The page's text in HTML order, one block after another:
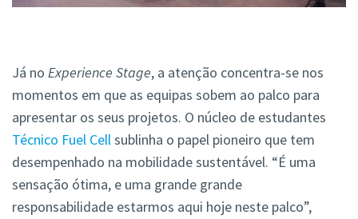
Já no Experience Stage, a atenção concentra-se nos
momentos em que as equipas sobem ao palco para
apresentar os seus projetos. O núcleo de estudantes
Técnico Fuel Cellsublinha o papel pioneiro que tem
desempenhado na mobilidade sustentável. “É uma
sensação ótima, e uma grande grande
responsabilidade estarmos aqui hoje neste palco”,